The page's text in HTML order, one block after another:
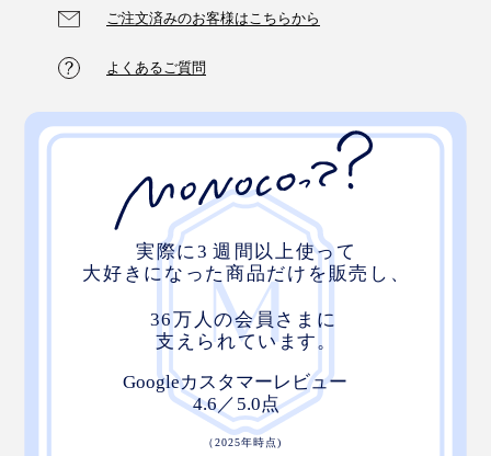
ご注文済みのお客様はこちらから
よくあるご質問